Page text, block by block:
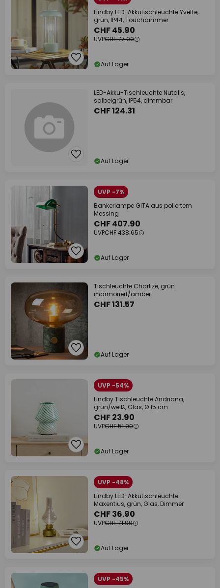
Lindby LED-Akkutischleuchte Yvette,
grün, IP44, Touchdimmer
CHF 45.90
UVPCHF 77.90
Auf Lager
LED-Akku-Tischleuchte Nutalis,
salbeigrün, IP54, dimmbar
CHF 124.31
Auf Lager
UVP -7%
Bankerlampe GITA aus poliertem
Messing
CHF 407.90
UVPCHF 438.65
Auf Lager
Tischleuchte Charlize, grün
marmoriert/amber
CHF 131.57
Auf Lager
UVP -54%
Lindby Tischleuchte Andriana,
grün/weiß, Glas, Ø 15 cm
CHF 23.90
UVPCHF 51.90
Auf Lager
UVP -48%
Lindby LED-Akkutischleuchte
Maxentius, grün, Glas, Dimmer
CHF 36.90
UVPCHF 71.90
Auf Lager
UVP -45%